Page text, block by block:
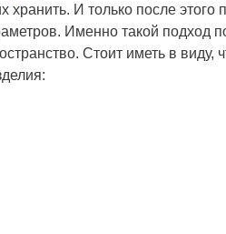
хранить. И только после этого
Именно такой подход
Стоит иметь в виду,